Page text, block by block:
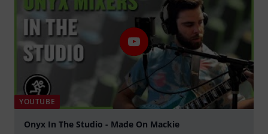
YOUTUBE
Onyx In The Studio - Made On Mackie